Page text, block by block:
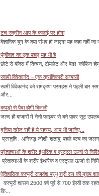
टच स्क्रीन आप के कलाई पर होगा
वैज्ञानिक युग के क्या संभव हो जाएगा यह कहा नहीं
पूंजीवाद का एक पहलू यह भी है
छोटे से बॉक्‍स में किचन, टॉयलेट और बेड! 'कॉफिन
स्वामी विवेकानंद – एक क्रांतिकारी सन्यासी
स्वमी विवेकानंद को रामकृष्ण परमहंस ने पहली
और...
कपड़ो से पैदा होगी बिजली
जल्द ही बाजारों में नैनो फाइबर से बने पावर सूट
दुनिया खोज रही है ये रहस्य, आप भी जानिए...
प्रस्तुति : अनिरुद्ध जोशी 'शतायु' पहले बल्ब का
प्रेतात्माओं के शरीर ईथरिक व एस्ट्रल ऊर्जा से
प्रेतात्माओं के शरीर ईथरिक व एस्ट्रल ऊर्जा से
ऐतिहासिक कत्यूरी राजवंश प्रभु श्री राम की मुख्य
कत्यूरी शासन 2500 वर्ष पूर्व से 700 ईस्वी तक
कि...